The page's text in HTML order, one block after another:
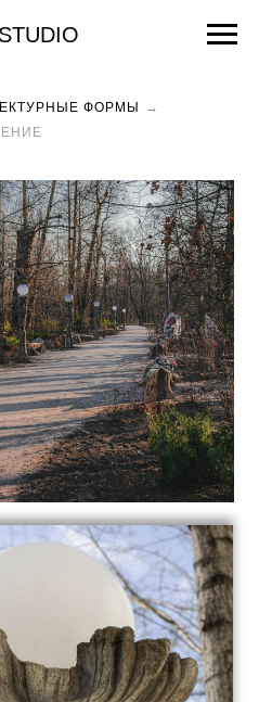
ФОРМЫ
→